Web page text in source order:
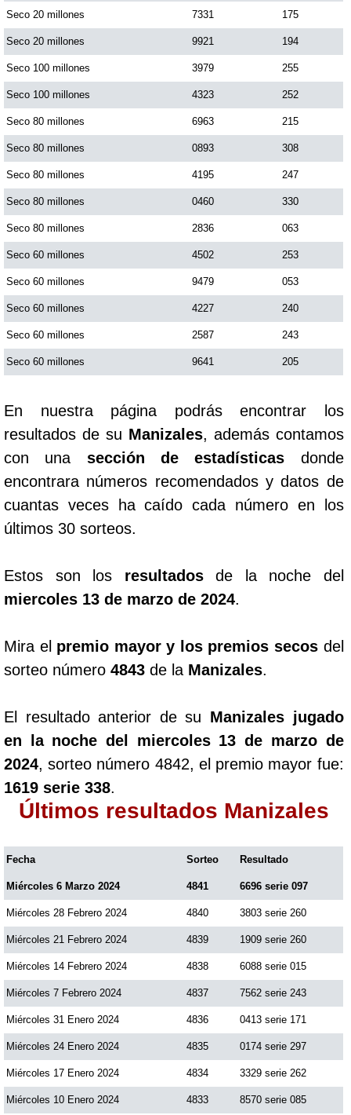
Saman de la suerte
Sinuano Día
Sinuano Noche
Super Chontico Noche
Seco 20 millones 7331 175
Seco 20 millones 9921 194
Seco 100 millones 3979 255
Seco 100 millones 4323 252
Seco 80 millones 6963 215
Seco 80 millones 0893 308
Seco 80 millones 4195 247
Seco 80 millones 0460 330
Seco 80 millones 2836 063
Seco 60 millones 4502 253
Seco 60 millones 9479 053
Seco 60 millones 4227 240
Seco 60 millones 2587 243
Seco 60 millones 9641 205
En nuestra página podrás encontrar los
resultados de su Manizales, además contamos
con una sección de estadísticas donde
encontrara números recomendados y datos de
cuantas veces ha caído cada número en los
últimos 30 sorteos.
Estos son los resultadosde la noche del
miercoles 13 de marzo de 2024.
Mira el premio mayor y los premios secosdel
sorteo número 4843 de la Manizales.
El resultado anterior de su Manizales jugado
en la noche del miercoles 13 de marzo de
2024, sorteo número 4842, el premio mayor fue:
1619 serie 338.
Últimos resultados Manizales
Fecha Sorteo Resultado
Miércoles 6 Marzo 2024 4841 6696 serie 097
Miércoles 28 Febrero 2024 4840 3803 serie 260
Miércoles 21 Febrero 2024 4839 1909 serie 260
Miércoles 14 Febrero 2024 4838 6088 serie 015
Miércoles 7 Febrero 2024 4837 7562 serie 243
Miércoles 31 Enero 2024 4836 0413 serie 171
Miércoles 24 Enero 2024 4835 0174 serie 297
Miércoles 17 Enero 2024 4834 3329 serie 262
Miércoles 10 Enero 2024 4833 8570 serie 085